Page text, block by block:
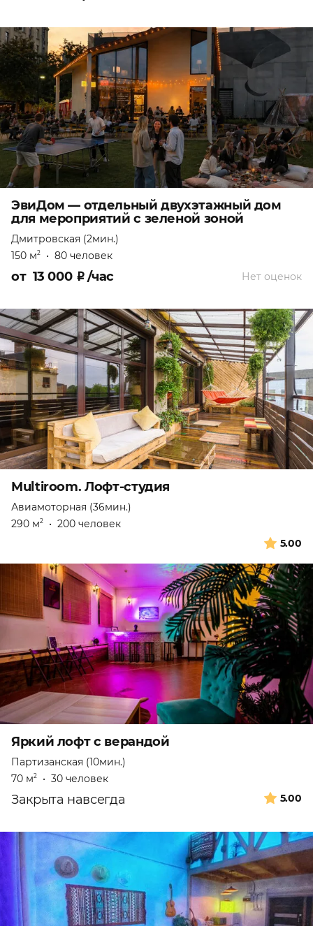
ЭвиДом — отдельный двухэтажный дом
для мероприятий с зеленой зоной
Дмитровская (2мин.)
150 м2 • 80 человек
Нет оценок
от 13 000 ₽/час
Multiroom. Лофт-студия
Авиамоторная (36мин.)
290 м2 • 200 человек
5.00
Яркий лофт с верандой
Партизанская (10мин.)
70 м2 • 30 человек
5.00
Закрыта навсегда